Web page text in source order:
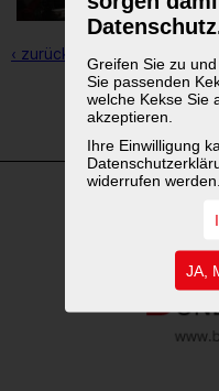
Greifen Sie zu
Sie passenden
welche Kekse Sie
akzeptieren.
Ihre Einwilligung
widerrufen werden.
JA,
‹ zurück zur Übersicht
1